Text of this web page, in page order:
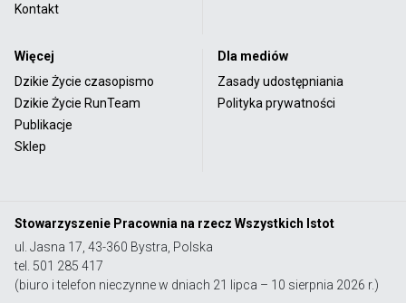
Kontakt
Więcej
Dzikie Życie czasopismo
Dzikie Życie RunTeam
Publikacje
Sklep
Dla mediów
Zasady udostępniania
Polityka prywatności
Stowarzyszenie Pracownia na rzecz Wszystkich Istot
ul. Jasna 17, 43-360 Bystra, Polska
tel. 501 285 417
(biuro i telefon nieczynne w dniach 21 lipca – 10 sierpnia 2026 r.)